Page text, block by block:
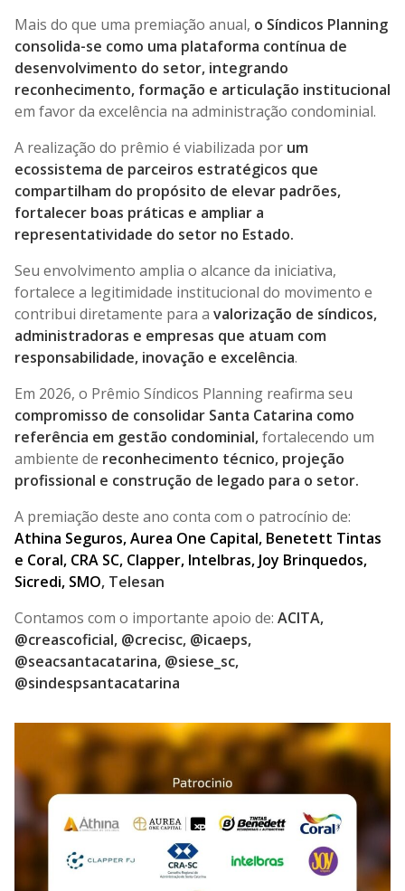
Mais do que uma premiação anual, o Síndicos Planning
consolida-se como uma plataforma contínua de
desenvolvimento do setor, integrando
reconhecimento, formação e articulação institucional
em favor da excelência na administração condominial.
A realização do prêmio é viabilizada por um
ecossistema de parceiros estratégicos que
compartilham do propósito de elevar padrões,
fortalecer boas práticas e ampliar a
representatividade do setor no Estado.
Seu envolvimento amplia o alcance da iniciativa,
fortalece a legitimidade institucional do movimento e
contribui diretamente para a valorização de síndicos,
administradoras e empresas que atuam com
responsabilidade, inovação e excelência.
Em 2026, o Prêmio Síndicos Planning reafirma seu
compromisso de consolidar Santa Catarina como
referência em gestão condominial,fortalecendo um
ambiente de reconhecimento técnico, projeção
profissional e construção de legado para o setor.
A premiação deste ano conta com o patrocínio de:
Athina Seguros, Aurea One Capital, Benetett Tintas
e Coral, CRA SC, Clapper, Intelbras, Joy Brinquedos,
Sicredi, SMO, Telesan
Contamos com o importante apoio de: ACITA,
@creascoficial, @crecisc, @icaeps,
@seacsantacatarina, @siese_sc,
@sindespsantacatarina